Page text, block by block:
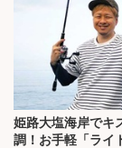
姫路大塩海岸でキ
調！お手軽「ライ